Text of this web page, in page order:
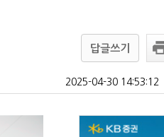
답글쓰기
2025-04-30 14:53:12